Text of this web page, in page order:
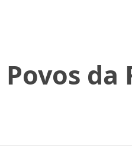
Povos